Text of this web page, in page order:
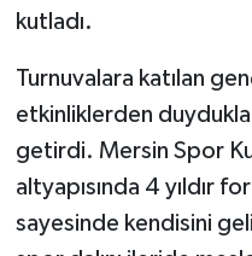
kutladı.
Turnuvalara katılan
etkinliklerden
getirdi. Mersin Spor
altyapısında 4 yıldır
sayesinde kendisini